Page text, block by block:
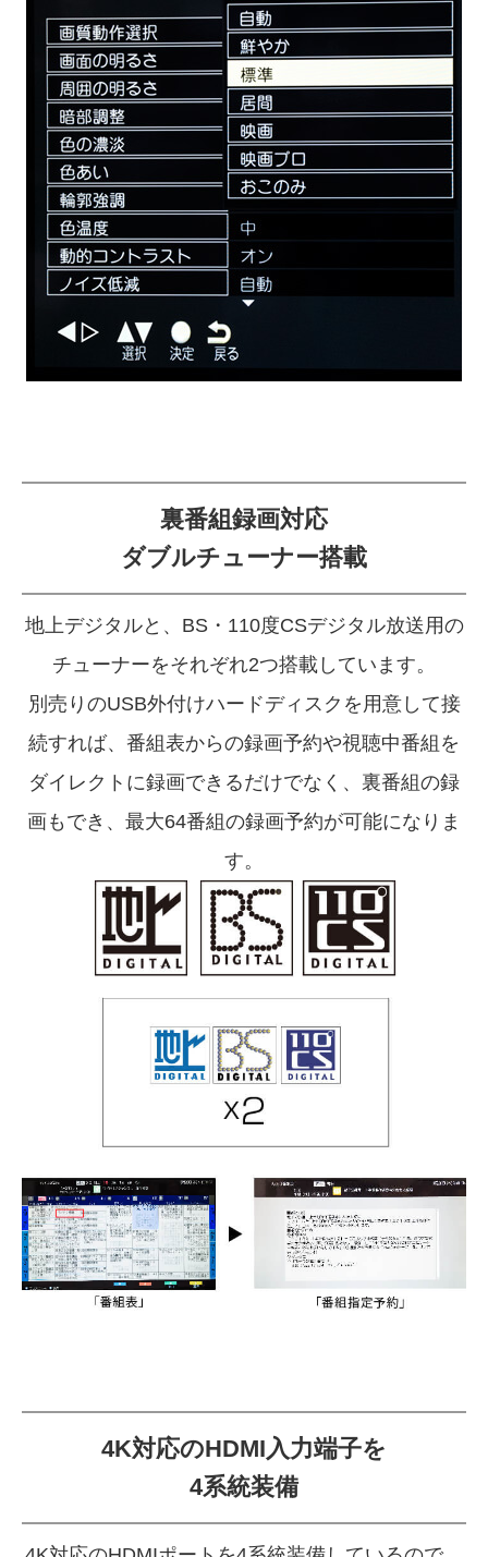
裏番組録画対応
ダブルチューナー搭載
地上デジタルと、BS・110度CSデジタル放送用の
チューナーをそれぞれ2つ搭載しています。
別売りのUSB外付けハードディスクを用意して接
続すれば、 番組表からの録画予約や視聴中番組を
ダイレクトに録画できるだけでなく、 裏番組の録
画もでき、最大64番組の録画予約が可能になりま
す。
4K対応のHDMI入力端子を
4系統装備